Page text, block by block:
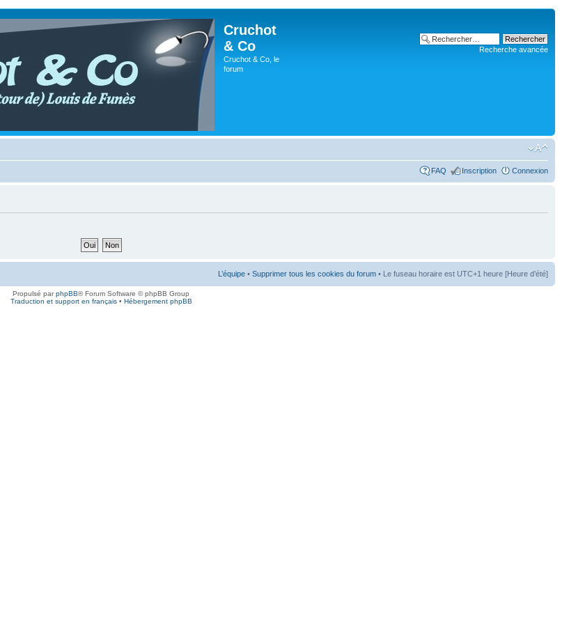
Cruchot
& Co
Cruchot & Co, le
forum
Recherche avancée
FAQ Inscription Connexion
L’équipe • Supprimer tous les cookies du forum • Le fuseau horaire est UTC+1 heure [Heure d’été]
Propulsé parphpBB® Forum Software © phpBB Group
Traduction et support en français• Hébergement phpBB